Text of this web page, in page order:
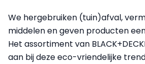
We hergebruiken (tuin)afval,
middelen en geven producten
Het assortiment van
aan bij deze eco-vriendelijke